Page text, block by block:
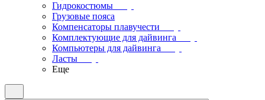
Гидрокостюмы
Грузовые пояса
Компенсаторы плавучести
Комплектующие для дайвинга
Компьютеры для дайвинга
Ласты
Еще